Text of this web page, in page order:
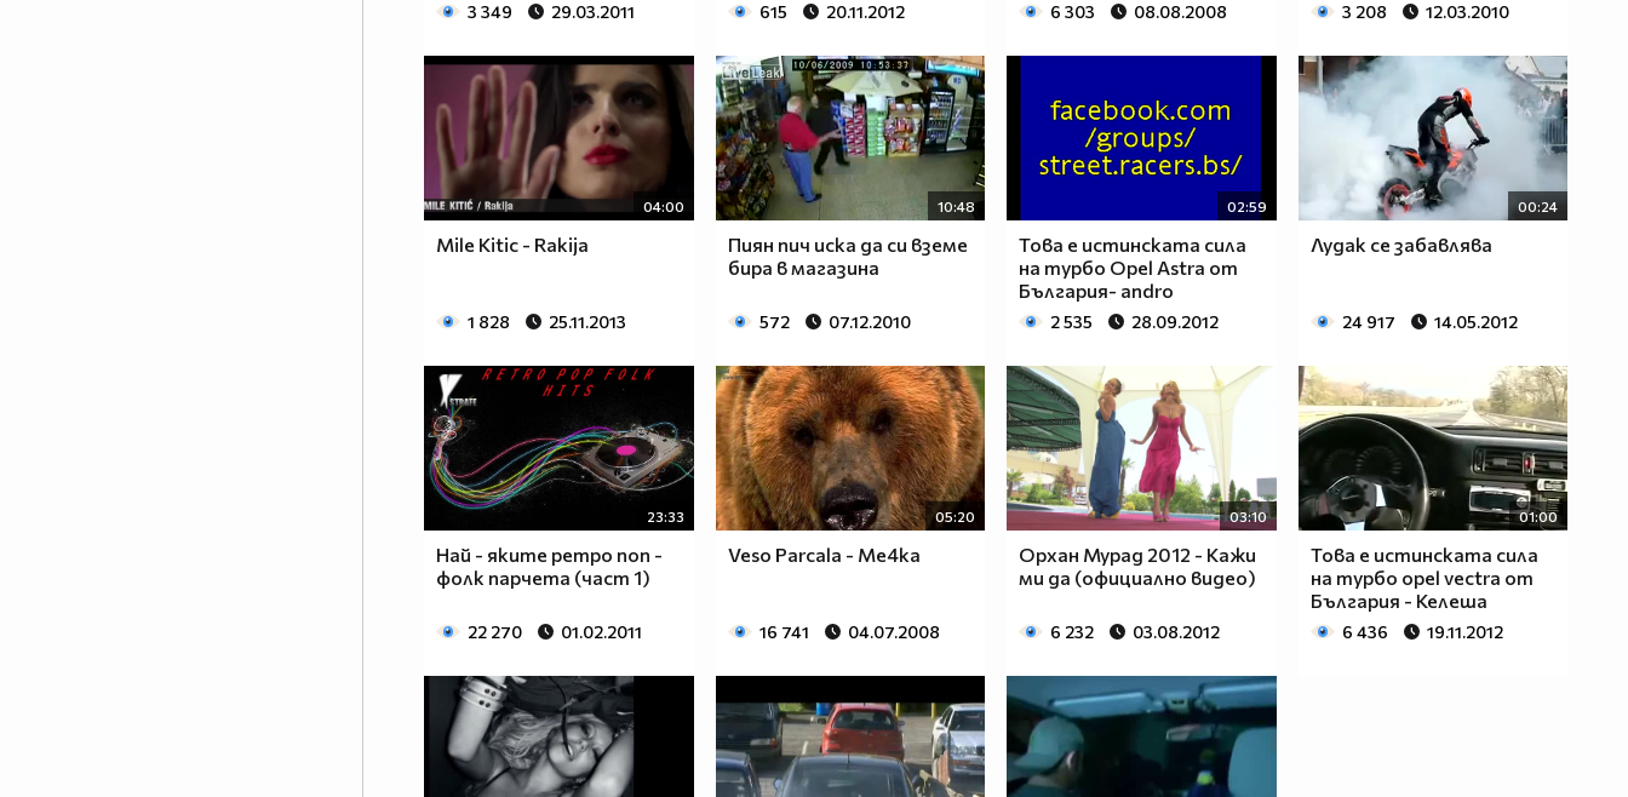
3 349 29.03.2011 615 20.11.2012 6 303 08.08.2008 3 208 12.03.2010
04:00
Mile Kitic - Rakija
1 828 25.11.2013
10:48
Пиян пич иска да си вземе
бира в магазина
572 07.12.2010
02:59
Това е истинската сила
на турбо Opel Astra от
България- andro
2 535 28.09.2012
00:24
Лудак се забавлява
24 917 14.05.2012
23:33
Най - яките ретро поп -
фолк парчета (част 1)
22 270 01.02.2011
05:20
Veso Parcala - Me4ka
16 741 04.07.2008
03:10
Орхан Мурад 2012 - Кажи
ми да (официално видео)
6 232 03.08.2012
01:00
Това е истинската сила
на турбо opel vectra от
България - Келеша
6 436 19.11.2012